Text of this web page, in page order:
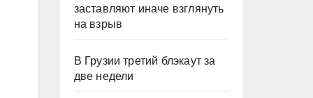
заставляют иначе взглянуть
на взрыв
В Грузии третий блэкаут за
две недели